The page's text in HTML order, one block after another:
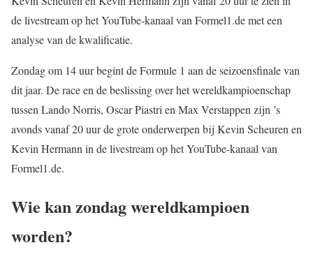
de livestream op het YouTube-kanaal van Formel1.de met een
analyse van de kwalificatie.
Zondag om 14 uur begint de Formule 1 aan de seizoensfinale van
dit jaar. De race en de beslissing over het wereldkampioenschap
tussen Lando Norris, Oscar Piastri en Max Verstappen zijn ’s
avonds vanaf 20 uur de grote onderwerpen bij Kevin Scheuren en
Kevin Hermann in de livestream op het YouTube-kanaal van
Formel1.de.
Wie kan zondag wereldkampioen
worden?